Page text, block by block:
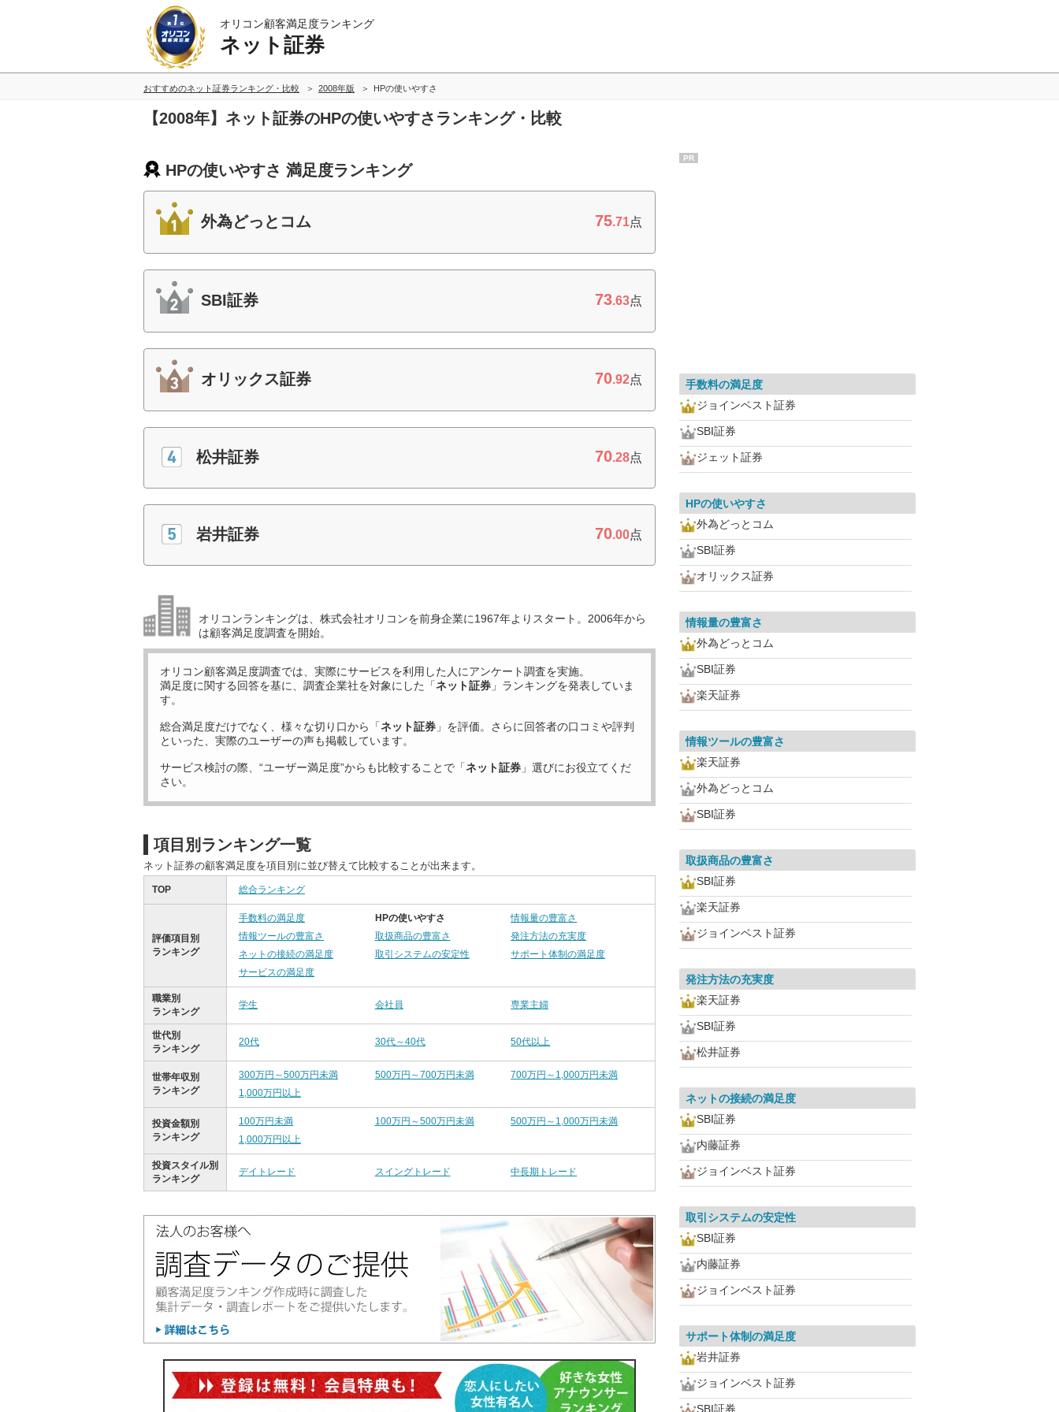
オリコン顧客満足度ランキング
ネット証券
おすすめのネット証券ランキング・比較 2008年版 HPの使いやすさ
【2008年】ネット証券のHPの使いやすさランキング・比較
HPの使いやすさ 満足度ランキング
外為どっとコム 75.71点
SBI証券 73.63点
オリックス証券 70.92点
松井証券 70.28点
岩井証券 70.00点
オリコンランキングは、株式会社オリコンを前身企業に1967年よりスタート。2006年から
は顧客満足度調査を開始。
オリコン顧客満足度調査では、実際にサービスを利用した 人にアンケート調査を実施。
満足度に関する回答を基に、調査企業社を対象にした「ネット証券 」ランキングを発表していま
す。
総合満足度だけでなく、様々な切り口から「ネット証券 」を評価。さらに回答者の口コミや評判
といった、実際のユーザーの声も掲載しています。
サービス検討の際、“ユーザー満足度”からも比較することで「ネット証券 」選びにお役立てくだ
さい。
項目別ランキング一覧
ネット証券の顧客満足度を項目別に並び替えて比較することが出来ます。
TOP 総合ランキング
評価項目別
ランキング
手数料の満足度 HPの使いやすさ
情報量の豊富さ
情報ツールの豊富さ
取扱商品の豊富さ
発注方法の充実度
ネットの接続の満足度
取引システムの安定性
サポート体制の満足度
サービスの満足度
職業別
ランキング
学生 会社員 専業主婦
世代別
ランキング
20代 30代～40代 50代以上
世帯年収別
ランキング
300万円～500万円未満 500万円～700万円未満
700万円～1,000万円未満
1,000万円以上
投資金額別
ランキング
100万円未満 100万円～500万円未満
500万円～1,000万円未満
1,000万円以上
投資スタイル別
ランキング
デイトレード スイングトレード 中長期トレード
PR
手数料の満足度
ジョインベスト証券
SBI証券
ジェット証券
HPの使いやすさ
外為どっとコム
SBI証券
オリックス証券
情報量の豊富さ
外為どっとコム
SBI証券
楽天証券
情報ツールの豊富さ
楽天証券
外為どっとコム
SBI証券
取扱商品の豊富さ
SBI証券
楽天証券
ジョインベスト証券
発注方法の充実度
楽天証券
SBI証券
松井証券
ネットの接続の満足度
SBI証券
内藤証券
ジョインベスト証券
取引システムの安定性
SBI証券
内藤証券
ジョインベスト証券
サポート体制の満足度
岩井証券
ジョインベスト証券
SBI証券